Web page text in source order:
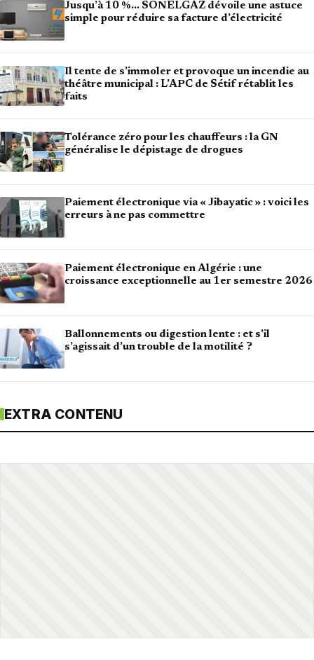
Jusqu’à 10 %… SONELGAZ dévoile une astuce
simple pour réduire sa facture d’électricité
Il tente de s’immoler et provoque un incendie au
théâtre municipal : L’APC de Sétif rétablit les
faits
Tolérance zéro pour les chauffeurs : la GN
généralise le dépistage de drogues
Paiement électronique via « Jibayatic » : voici les
erreurs à ne pas commettre
Paiement électronique en Algérie : une
croissance exceptionnelle au 1er semestre 2026
Ballonnements ou digestion lente : et s’il
s’agissait d’un trouble de la motilité ?
EXTRA CONTENU